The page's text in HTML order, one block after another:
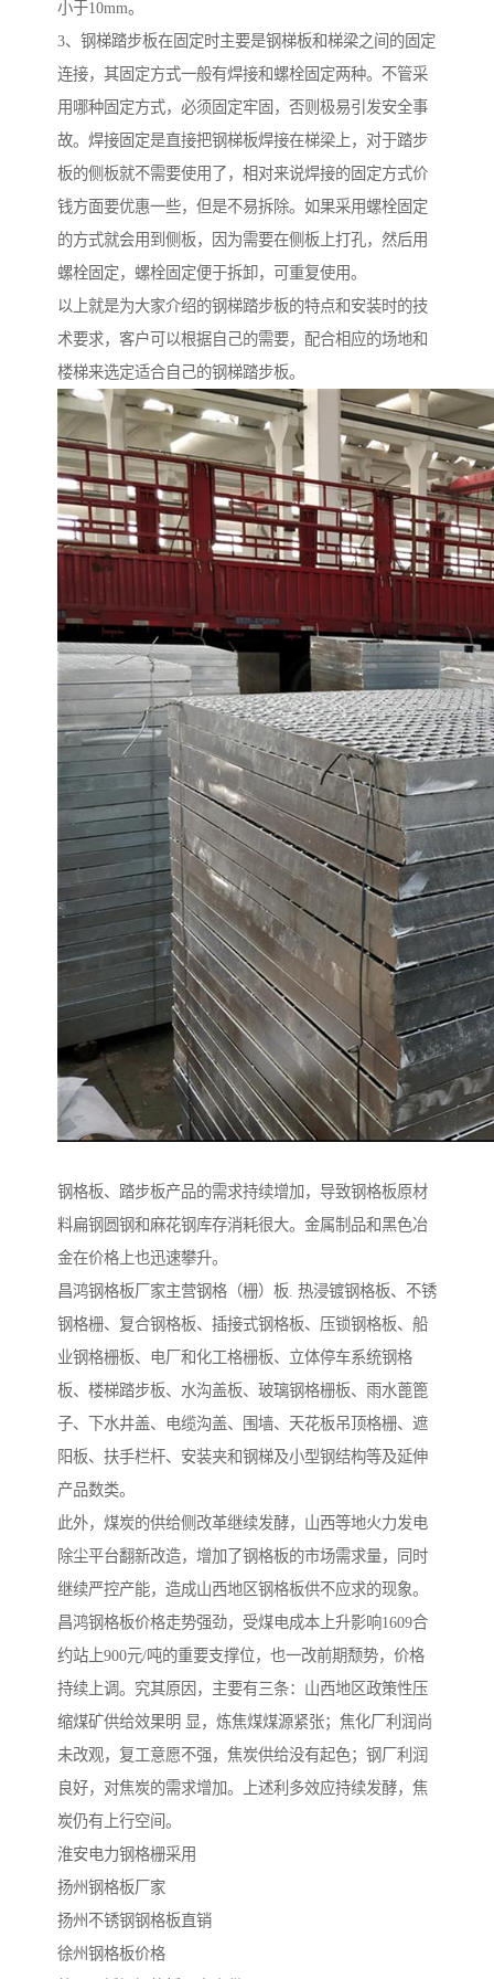
小于10mm。
3、钢梯踏步板在固定时主要是钢梯板和梯梁之间的固定
连接，其固定方式一般有焊接和螺栓固定两种。不管采
用哪种固定方式，必须固定牢固，否则极易引发安全事
故。焊接固定是直接把钢梯板焊接在梯梁上，对于踏步
板的侧板就不需要使用了，相对来说焊接的固定方式价
钱方面要优惠一些，但是不易拆除。如果采用螺栓固定
的方式就会用到侧板，因为需要在侧板上打孔，然后用
螺栓固定，螺栓固定便于拆卸，可重复使用。
以上就是为大家介绍的钢梯踏步板的特点和安装时的技
术要求，客户可以根据自己的需要，配合相应的场地和
楼梯来选定适合自己的钢梯踏步板。
钢格板、踏步板产品的需求持续增加，导致钢格板原材
料扁钢圆钢和麻花钢库存消耗很大。金属制品和黑色冶
金在价格上也迅速攀升。
昌鸿钢格板厂家主营钢格（栅）板. 热浸镀钢格板、不锈
钢格栅、复合钢格板、插接式钢格板、压锁钢格板、船
业钢格栅板、电厂和化工格栅板、立体停车系统钢格
板、楼梯踏步板、水沟盖板、玻璃钢格栅板、雨水蓖篦
子、下水井盖、电缆沟盖、围墙、天花板吊顶格栅、遮
阳板、扶手栏杆、安装夹和钢梯及小型钢结构等及延伸
产品数类。
此外，煤炭的供给侧改革继续发酵，山西等地火力发电
除尘平台翻新改造，增加了钢格板的市场需求量，同时
继续严控产能，造成山西地区钢格板供不应求的现象。
昌鸿钢格板价格走势强劲，受煤电成本上升影响1609合
约站上900元/吨的重要支撑位，也一改前期颓势，价格
持续上调。究其原因，主要有三条：山西地区政策性压
缩煤矿供给效果明 显，炼焦煤煤源紧张；焦化厂利润尚
未改观，复工意愿不强，焦炭供给没有起色；钢厂利润
良好，对焦炭的需求增加。上述利多效应持续发酵，焦
炭仍有上行空间。
淮安电力钢格栅采用
扬州钢格板厂家
扬州不锈钢钢格板直销
徐州钢格板价格